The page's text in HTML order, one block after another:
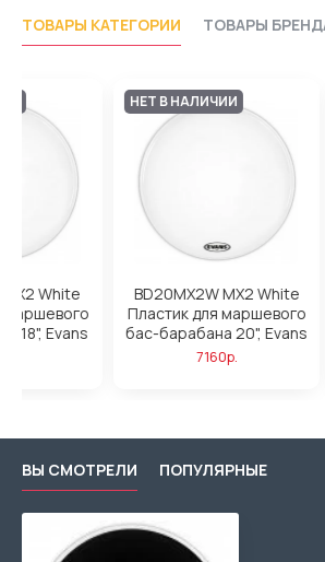
ТОВАРЫ КАТЕГОРИИ ТОВАРЫ
White
Evans
НЕТ В НАЛИЧИИ
BD22MX2B MX2 Black
Пластик для маршевого
бас-барабана 22", Evans
9560р.
ВЫ СМОТРЕЛИ ПОПУЛЯРНЫЕ